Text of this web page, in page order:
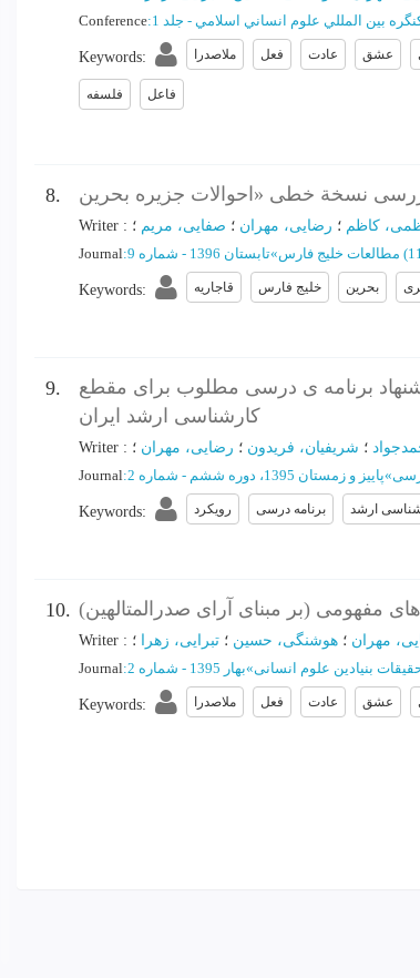
Conference: بين المللي علوم انساني اسلامي - جلد 1
Keywords: ملاصدرا فعل عادت عشق
فلسفه فاعل
8.
Writer : کاظم ؛ رضایی، مهران ؛ صفایی، مریم ؛
Journal: مطالعات خلیج فارس»تابستان 1396 - شماره 9
Keywords: قاجاریه خلیج فارس بحرین
9.
برنامه ی درسی مطلوب برای مقطع
کارشناسی ارشد ایران
Writer : ؛ شریفیان، فریدون ؛ رضایی، مهران ؛
Journal: »پاییز و زمستان 1395، دوره ششم - شماره 2
Keywords: رویکرد برنامه درسی ارشد
10. مفهومی (بر مبنای آرای صدرالمتالهین)
Writer : مهران ؛ هوشنگی، حسین ؛ تبرایی، زهرا
؛
Journal: بنیادین علوم انسانی»بهار 1395 - شماره 2
Keywords: ملاصدرا فعل عادت عشق